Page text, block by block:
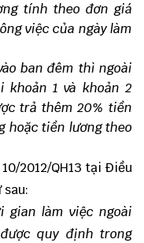
tính theo đơn giá
việc của ngày làm
ban đêm thì ngoài
1 và khoản 2
trả thêm 20% tiền
hoặc tiền lương theo
2012/QH13 tại Điều
gian làm việc ngoài
quy định trong